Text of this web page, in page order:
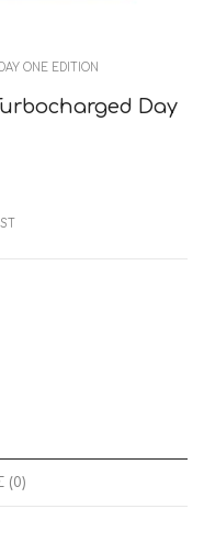
ONE EDITION
Day
(0)